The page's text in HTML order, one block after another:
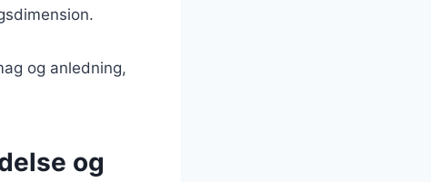
og anledning,
og